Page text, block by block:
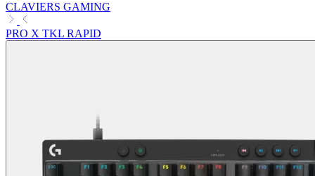
CLAVIERS GAMING
PRO X TKL RAPID